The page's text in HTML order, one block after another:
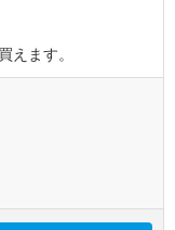
えます。